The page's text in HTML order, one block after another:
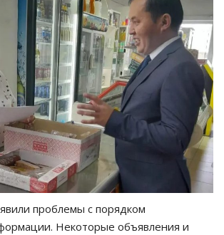
проблемы с порядком
Некоторые объявления и